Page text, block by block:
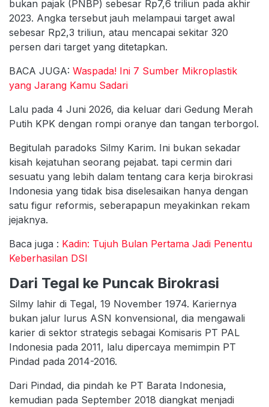
bukan pajak (PNBP) sebesar Rp7,6 triliun pada akhir
2023. Angka tersebut jauh melampaui target awal
sebesar Rp2,3 triliun, atau mencapai sekitar 320
persen dari target yang ditetapkan.
BACA JUGA: Waspada! Ini 7 Sumber Mikroplastik
yang Jarang Kamu Sadari
Lalu pada 4 Juni 2026, dia keluar dari Gedung Merah
Putih KPK dengan rompi oranye dan tangan terborgol.
Begitulah paradoks Silmy Karim. Ini bukan sekadar
kisah kejatuhan seorang pejabat. tapi cermin dari
sesuatu yang lebih dalam tentang cara kerja birokrasi
Indonesia yang tidak bisa diselesaikan hanya dengan
satu figur reformis, seberapapun meyakinkan rekam
jejaknya.
Baca juga : Kadin: Tujuh Bulan Pertama Jadi Penentu
Keberhasilan DSI
Dari Tegal ke Puncak Birokrasi
Silmy lahir di Tegal, 19 November 1974. Kariernya
bukan jalur lurus ASN konvensional, dia mengawali
karier di sektor strategis sebagai Komisaris PT PAL
Indonesia pada 2011, lalu dipercaya memimpin PT
Pindad pada 2014-2016.
Dari Pindad, dia pindah ke PT Barata Indonesia,
kemudian pada September 2018 diangkat menjadi